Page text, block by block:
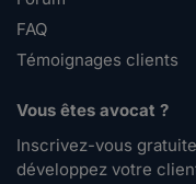
FAQ
Témoignages clients
Vous êtes avocat ?
Inscrivez-vous
développez votre